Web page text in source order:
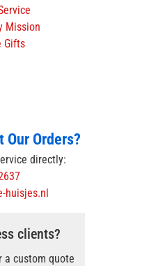
Mission
Gifts
Our Orders?
directly:
huisjes.nl
clients?
custom quote